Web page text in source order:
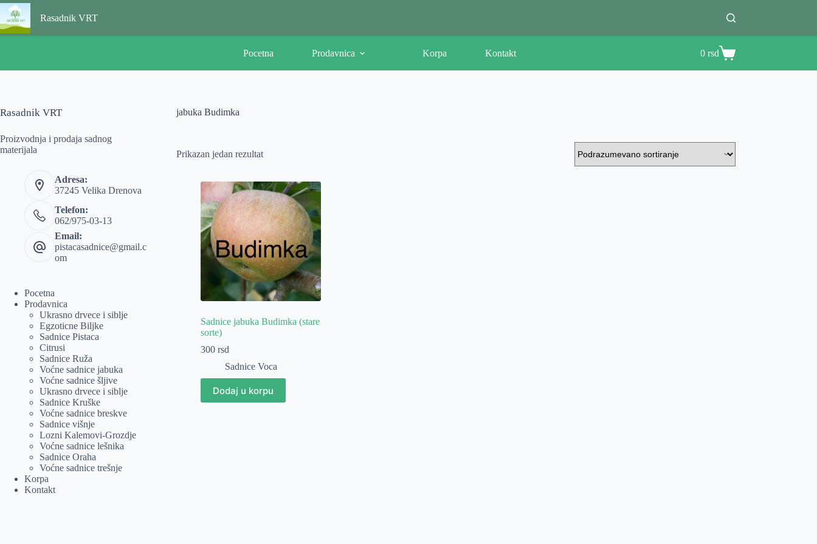
Skip
content
Rasadnik VRT
Pocetna Prodavnica Korpa Kontakt
Shopping
cart
0 rsd
jabuka Budimka
Prikazan jedan rezultat
Sadnice jabuka Budimka (stare
sorte)
300rsd
Sadnice Voca
Dodaj u korpu
Rasadnik VRT
Proizvodnja i prodaja sadnog
materijala
Adresa:
37245 Velika Drenova
Telefon:
062/975-03-13
Email:
pistacasadnice@gmail.c
om
Pocetna
Prodavnica
Ukrasno drvece i siblje
Egzoticne Biljke
Sadnice Pistaca
Citrusi
Sadnice Ruža
Voćne sadnice jabuka
Voćne sadnice šljive
Ukrasno drvece i siblje
Sadnice Kruške
Voćne sadnice breskve
Sadnice višnje
Lozni Kalemovi-Grozdje
Voćne sadnice lešnika
Sadnice Oraha
Voćne sadnice trešnje
Korpa
Kontakt